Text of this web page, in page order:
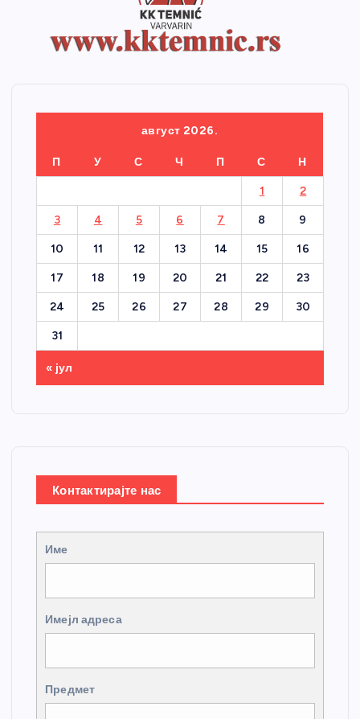
август 2026.
П У С Ч П С Н
1 2
3 4 5 6 7 8 9
10 11 12 13 14 15 16
17 18 19 20 21 22 23
24 25 26 27 28 29 30
31
« јул
Контактирајте нас
Име
Имејл адреса
Предмет